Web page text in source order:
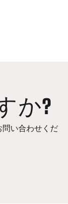
か?
問い合わせくだ